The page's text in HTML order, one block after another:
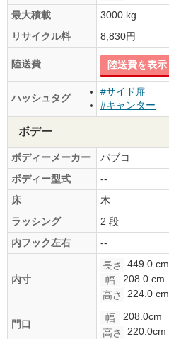
最大積載
3000 kg
リサイクル料
8,830円
陸送費 陸送費を表示
ハッシュタグ
#サイド扉
#キャンター
ボデー
ボディーメーカー
パブコ
ボディー型式
--
床
木
ラッシング
2 段
内フック左右
--
内寸
長さ
449.0 cm
幅
208.0 cm
高さ
224.0 cm
門口
幅
208.0cm
高さ
220.0cm